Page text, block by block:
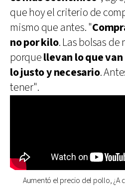
que hoy el criterio de
mismo que antes. "
no por kilo. Las bolsas
porquellevan lo que
lo justo y necesario.
tener".
Aumentó el precio del pollo, ¿A